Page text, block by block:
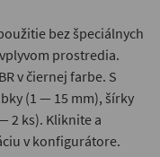
bez špeciálnych
prostredia.
v čiernej farbe. S
(1 — 15 mm), šírky
2 ks). Kliknite a
v konfigurátore.